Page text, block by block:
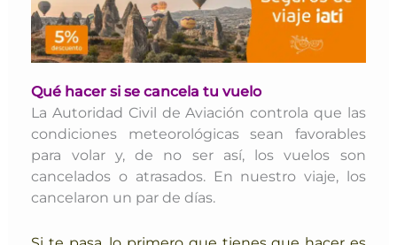
Qué hacer si se cancela tu vuelo
La Autoridad Civil de Aviación controla que las
condiciones meteorológicas sean favorables
para volar y, de no ser así, los vuelos son
cancelados o atrasados. En nuestro viaje, los
cancelaron un par de días.